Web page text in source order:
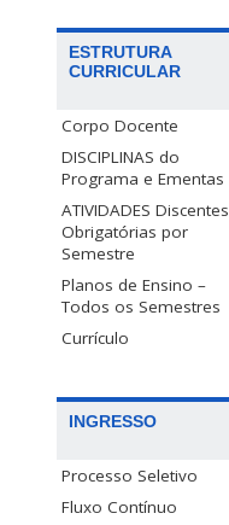
ESTRUTURA
CURRICULAR
Corpo Docente
DISCIPLINAS do
Programa e Ementas
ATIVIDADES Discentes
Obrigatórias por
Semestre
Planos de Ensino –
Todos os Semestres
Currículo
INGRESSO
Processo Seletivo
Fluxo Contínuo